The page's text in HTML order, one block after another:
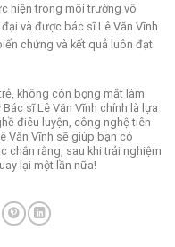
hiện trong môi trường vô
và được bác sĩ Lê Văn Vĩnh
chứng và kết quả luôn đạt
không còn bọng mắt làm
sĩ Lê Văn Vĩnh chính là lựa
điêu luyện, công nghệ tiên
Văn Vĩnh sẽ giúp bạn có
chắn rằng, sau khi trải nghiệm
lại một lần nữa!